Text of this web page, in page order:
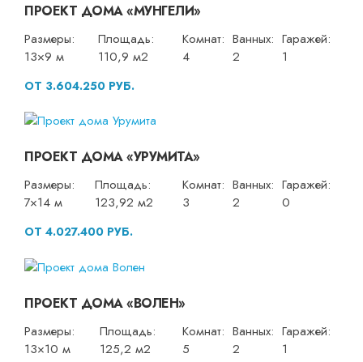
ПРОЕКТ ДОМА «МУНГЕЛИ»
Размеры:
13×9 м
Площадь:
110,9 м2
Комнат:
4
Ванных:
2
Гаражей:
1
ОТ 3.604.250 РУБ.
ПРОЕКТ ДОМА «УРУМИТА»
Размеры:
7×14 м
Площадь:
123,92 м2
Комнат:
3
Ванных:
2
Гаражей:
0
ОТ 4.027.400 РУБ.
ПРОЕКТ ДОМА «ВОЛЕН»
Размеры:
13×10 м
Площадь:
125,2 м2
Комнат:
5
Ванных:
2
Гаражей:
1